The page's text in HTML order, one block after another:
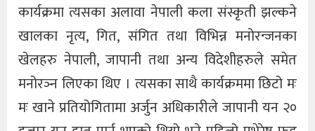
कार्यक्रमा त्यसका अलावा नेपाली कला संस्कृती झल्कने
खालका नृत्य, गित, संगित तथा विभिन्न मनोरन्जनका
खेलहरु नेपाली, जापानी तथा अन्य विदेशीहरुले समेत
मनोरञ्न लिएका थिए । त्यसका साथै कार्यक्रममा छिटो मः
मः खाने प्रतियोगितामा अर्जुन अधिकारीले जापानी यन २०